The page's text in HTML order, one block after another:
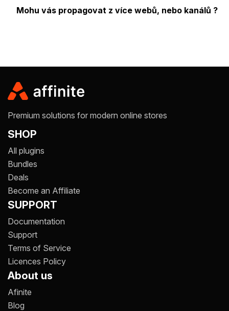
Mohu vás propagovat z více webů, nebo kanálů ?
Premium solutions for modern online stores
SHOP
All plugins
Bundles
Deals
Become an Affiliate
SUPPORT
Documentation
Support
Terms of Service
Licences Policy
About us
Afinite
Blog